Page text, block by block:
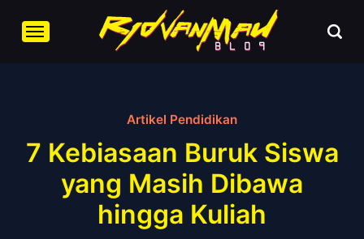
Artikel Pendidikan
7 Kebiasaan Buruk Siswa
yang Masih Dibawa
hingga Kuliah